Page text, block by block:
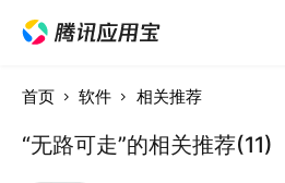
首页 软件 相关推荐
“无路可走”的相关推荐(11)